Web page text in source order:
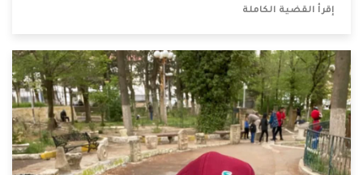
إقرأ القضية الكاملة